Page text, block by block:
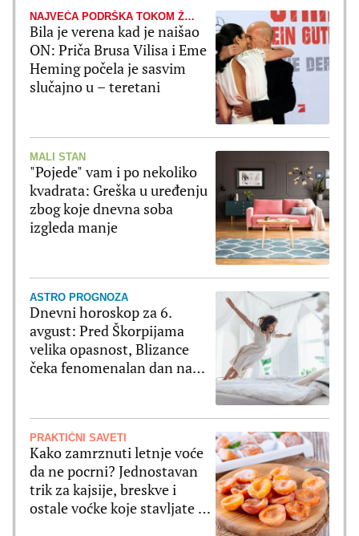
NAJVEĆA PODRŠKA TOKOM ŽIVOTNE BORBE
Bila je verena kad je naišao
ON: Priča Brusa Vilisa i Eme
Heming počela je sasvim
slučajno u – teretani
MALI STAN
"Pojede" vam i po nekoliko
kvadrata: Greška u uređenju
zbog koje dnevna soba
izgleda manje
ASTRO PROGNOZA
Dnevni horoskop za 6.
avgust: Pred Škorpijama
velika opasnost, Blizance
čeka fenomenalan dan na
PRAKTIČNI SAVETI
Kako zamrznuti letnje voće
da ne pocrni? Jednostavan
trik za kajsije, breskve i
ostale voćke koje stavljate u